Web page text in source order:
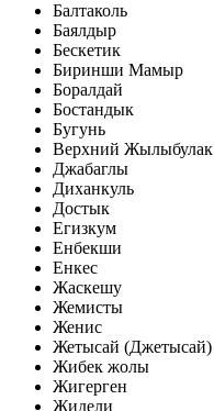
Балтаколь
Баялдыр
Бескетик
Биринши Мамыр
Боралдай
Бостандык
Бугунь
Верхний Жылыбулак
Джабаглы
Диханкуль
Достык
Егизкум
Енбекши
Енкес
Жаскешу
Жемисты
Женис
Жетысай (Джетысай)
Жибек жолы
Жигерген
Жидели